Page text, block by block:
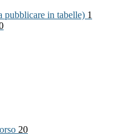
pubblicare in tabelle) 1
20